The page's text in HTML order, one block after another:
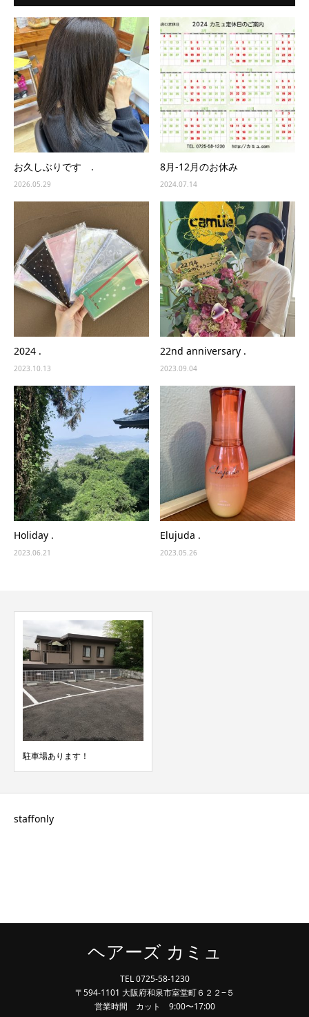
お久しぶりです .
2026.05.29
8月-12月のお休み
2024.07.14
2024 .
2023.10.13
22nd anniversary .
2023.09.04
Holiday .
2023.06.21
Elujuda .
2023.05.26
駐車場あります！
staffonly
ヘアーズ カミュ
TEL 0725-58-1230
〒594-1101 大阪府和泉市室堂町６２２−５
営業時間 カット 9:00〜17:00